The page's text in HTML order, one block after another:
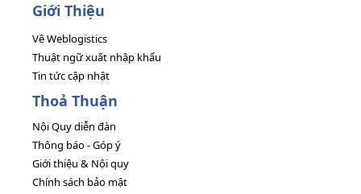
Giới Thiệu
Về Weblogistics
Thuật ngữ xuất nhập khẩu
Tin tức cập nhật
Thoả Thuận
Nội Quy diễn đàn
Thông báo - Góp ý
Giới thiệu & Nội quy
Chính sách bảo mật